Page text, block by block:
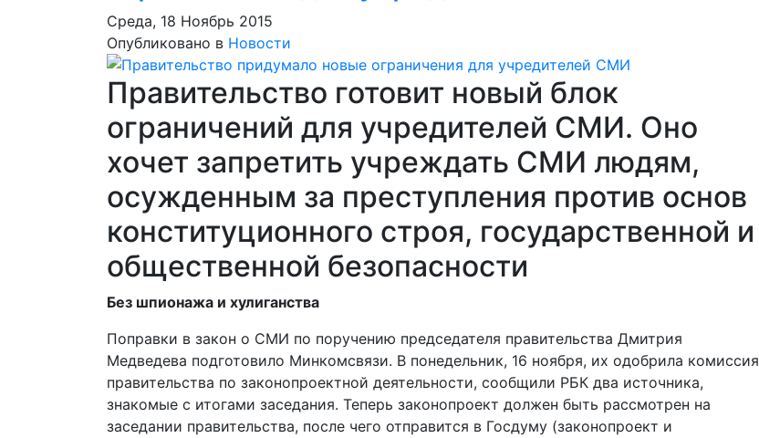
Среда, 18 Ноябрь 2015
Опубликовано в Новости
Правительство готовит новый блок
ограничений для учредителей СМИ. Оно
хочет запретить учреждать СМИ людям,
осужденным за преступления против основ
конституционного строя, государственной и
общественной безопасности
Без шпионажа и хулиганства
Поправки в закон о СМИ по поручению председателя правительства Дмитрия
Медведева подготовило Минкомсвязи. В понедельник, 16 ноября, их одобрила комиссия
правительства по законопроектной деятельности, сообщили РБК два источника,
знакомые с итогами заседания. Теперь законопроект должен быть рассмотрен на
заседании правительства, после чего отправится в Госдуму (законопроект и